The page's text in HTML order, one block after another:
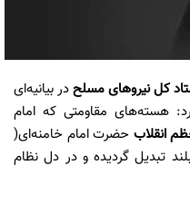
کل نیروهای مسلحدر بیانیه‌ای
تأکید کرد: هسته‌های مقاومتی که امام
انقلاب حضرت امام خامنه‌ای(
تبدیل گردیده و در دل نظام